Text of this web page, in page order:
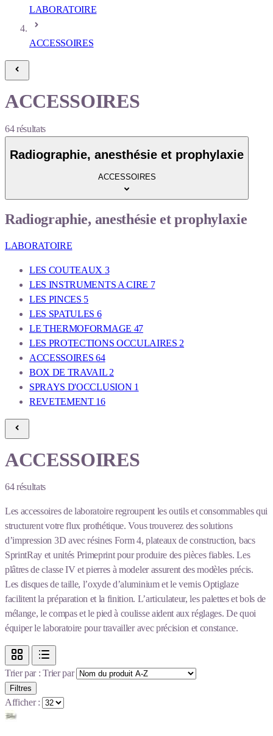
LABORATOIRE
ACCESSOIRES
ACCESSOIRES
64résultats
Radiographie, anesthésie et prophylaxie
ACCESSOIRES
Radiographie, anesthésie et prophylaxie
LABORATOIRE
LES COUTEAUX 3
LES INSTRUMENTS A CIRE 7
LES PINCES 5
LES SPATULES 6
LE THERMOFORMAGE 47
LES PROTECTIONS OCCULAIRES 2
ACCESSOIRES64
BOX DE TRAVAIL 2
SPRAYS D'OCCLUSION 1
REVETEMENT 16
ACCESSOIRES
64résultats
Les accessoires de laboratoire regroupent les outils et consommables qui
structurent votre flux prothétique. Vous trouverez des solutions
d’impression 3D avec résines Form 4, plateaux de construction, bacs
SprintRay et unités Primeprint pour produire des pièces fiables. Les
plâtres de classe IV et pierres à modeler assurent des modèles précis.
Les disques de taille, l’oxyde d’aluminium et le vernis Optiglaze
facilitent la préparation et la finition. L’articulateur, les palettes et bols de
mélange, le compas et le pied à coulisse aident aux réglages. De quoi
équiper le laboratoire pour travailler avec précision et constance.
Trier par :Trier par
Filtres
Afficher :